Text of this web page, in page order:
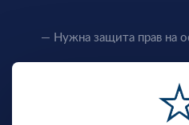
— Нужна защита прав на